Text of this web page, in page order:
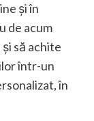
și în
de acum
să achite
într-un
în